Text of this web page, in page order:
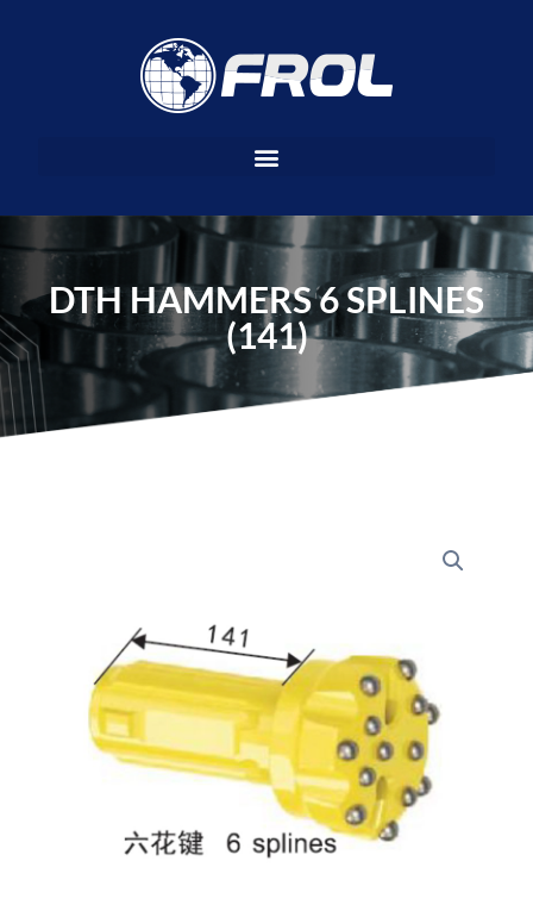
DTH HAMMERS 6 SPLINES
(141)